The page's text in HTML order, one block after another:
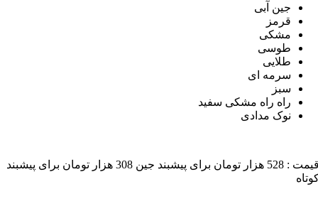
جین آبی
قرمز
مشکی
طوسی
طلایی
سرمه ای
سبز
راه راه مشکی سفید
نوک مدادی
قیمت : 528 هزار تومان برای پیشبند جین 308 هزار تومان برای پیشبند